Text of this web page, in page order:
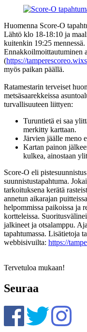
Huomenna Score-O
Lähtö klo 18-18:10 ja
kuitenkin 19:25
Ennakkoilmoittautuminen
(https://
myös paikan päällä.
Ratamestarin terveiset
metsäsaarekkeissa
turvallisuuteen liittyen:
Turuntietä ei saa
merkitty karttaan.
Järvien jäälle meno
Kartan painon
kulkea, ainostaan
Score-O eli
suunnistustapahtuma.
tarkoituksena kerätä
annetun aikarajan
helpommissa paikoissa ja
kortteleissa.
jalkineet ja otsalamppu.
tapahtumassa. Lisätietoja
webbisivuilta: https://
Tervetuloa mukaan!
Seuraa